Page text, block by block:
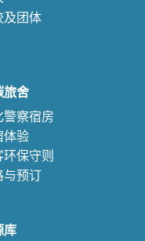
及团体
旅舍
警察宿房
体验
环保守则
与预订
库